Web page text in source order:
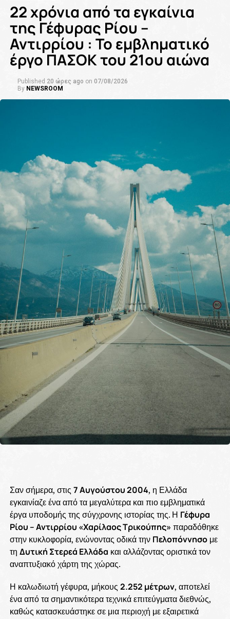
22 χρόνια από τα εγκαίνια
της Γέφυρας Ρίου –
Αντιρρίου : Το εμβληματικό
έργο ΠΑΣΟΚ του 21ου αιώνα
Published 20 ώρες ago on 07/08/2026
By NEWSROOM
Σαν σήμερα, στις 7 Αυγούστου 2004, η Ελλάδα
εγκαινίαζε ένα από τα μεγαλύτερα και πιο εμβληματικά
έργα υποδομής της σύγχρονης ιστορίας της. Η Γέφυρα
Ρίου – Αντιρρίου «Χαρίλαος Τρικούπης» παραδόθηκε
στην κυκλοφορία, ενώνοντας οδικά την Πελοπόννησομε
τη Δυτική Στερεά Ελλάδα και αλλάζοντας οριστικά τον
αναπτυξιακό χάρτη της χώρας.
Η καλωδιωτή γέφυρα, μήκους 2.252 μέτρων, αποτελεί
ένα από τα σημαντικότερα τεχνικά επιτεύγματα διεθνώς,
καθώς κατασκευάστηκε σε μια περιοχή με εξαιρετικά